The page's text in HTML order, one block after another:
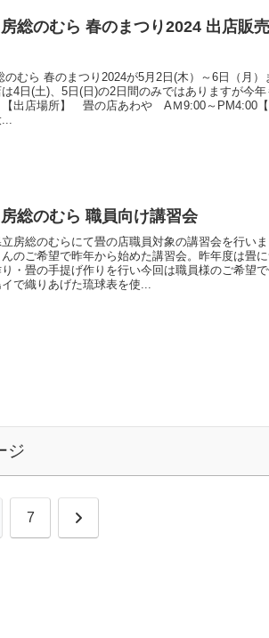
総のむら 春のまつり2024 出店販
のむら 春のまつり2024が5月2日(木）～6日（月）
4日(土)、5日(日)の2日間のみではありますが今
【出店場所】 畳の店あわや AＭ9:00～PM4:00
総のむら 職員向け講習会
房総のむらにて畳の店職員対象の講習会を行い
のご希望で昨年から始めた講習会。昨年度は畳
・畳の手提げ作りを行い今回は職員様のご希望
で織りあげた琉球表を使...
ジ
7 次